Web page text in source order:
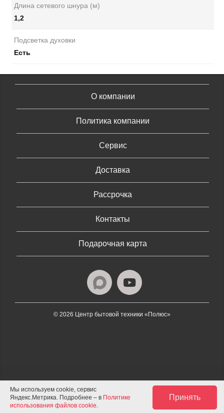
Длина сетевого шнура (м)
1,2
Подсветка духовки
Есть
О компании
Политика компании
Сервис
Доставка
Рассрочка
Контакты
Подарочная карта
© 2026 Центр бытовой техники «Полюс»
Мы используем cookie, сервис
Яндекс.Метрика. Подробнее – в Политике
использования файлов cookie.
Принять